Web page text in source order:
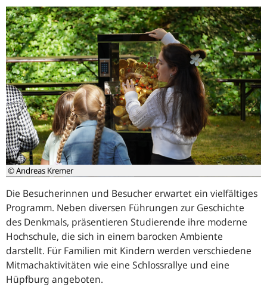
© Andreas Kremer
Die Besucherinnen und Besucher erwartet ein vielfältiges
Programm. Neben diversen Führungen zur Geschichte
des Denkmals, präsentieren Studierende ihre moderne
Hochschule, die sich in einem barocken Ambiente
darstellt. Für Familien mit Kindern werden verschiedene
Mitmachaktivitäten wie eine Schlossrallye und eine
Hüpfburg angeboten.